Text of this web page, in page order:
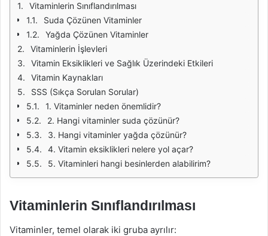
Vitaminlerin Sınıflandırılması
Suda Çözünen Vitaminler
Yağda Çözünen Vitaminler
Vitaminlerin İşlevleri
Vitamin Eksiklikleri ve Sağlık Üzerindeki Etkileri
Vitamin Kaynakları
SSS (Sıkça Sorulan Sorular)
1. Vitaminler neden önemlidir?
2. Hangi vitaminler suda çözünür?
3. Hangi vitaminler yağda çözünür?
4. Vitamin eksiklikleri nelere yol açar?
5. Vitaminleri hangi besinlerden alabilirim?
Vitaminlerin Sınıflandırılması
Vitaminler, temel olarak iki gruba ayrılır: